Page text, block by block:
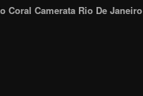
Coral Camerata Rio De Janeiro